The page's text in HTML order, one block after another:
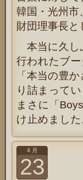
韓国・光州
財団理事長
本当に久し
行われたブ
「本当の豊
り詰まって
まさに「
け止めました
4 月
23